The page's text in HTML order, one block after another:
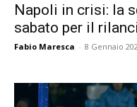
Napoli in crisi: la
sabato per il
Fabio Maresca - 8 Gennaio